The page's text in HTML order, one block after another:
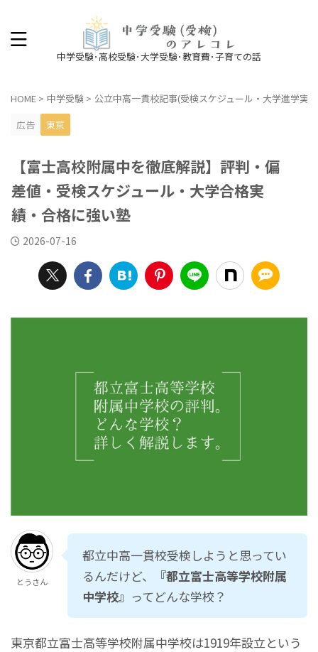
中学受験･高校受験･大学受験･教育費･子育ての話
HOME > 中学受験 > 公立中高一貫校記事(受検スケジュール・大学進学実
広告
東京
【富士高校附属中を徹底解説】評判・偏
差値・受検スケジュール・大学合格実
績・合格に強い塾
2026-07-16
とうさん
都立中高一貫校受検しようと思ってい
るんだけど、
『都立富士高等学校附属
中学校』 ってどんな学校？
東京都立富士高等学校附属中学校は1919年設立という